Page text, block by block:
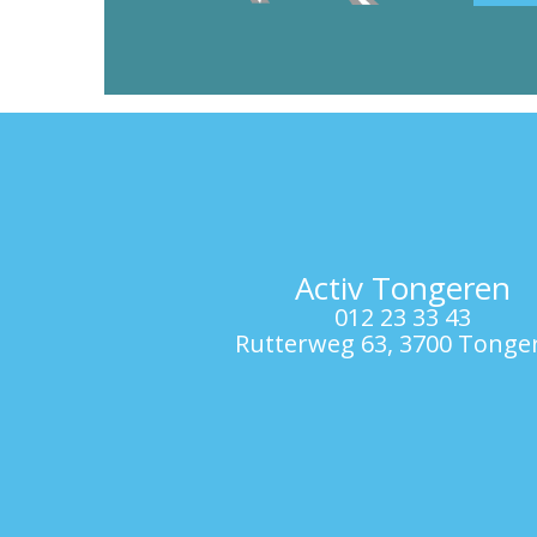
Activ Tongeren
012 23 33 43
Rutterweg 63, 3700